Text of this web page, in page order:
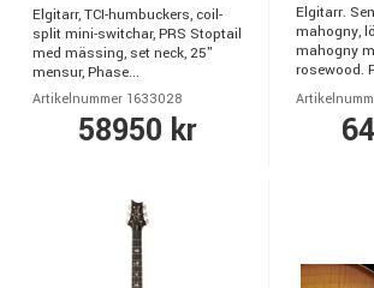
Elgitarr, TCI-humbuckers, coil-
split mini-switchar, PRS Stoptail
med mässing, set neck, 25"
mensur, Phase...
Artikelnummer 1633028
58950 kr
Elgitarr.
mahogny,
mahogny
rosewood.